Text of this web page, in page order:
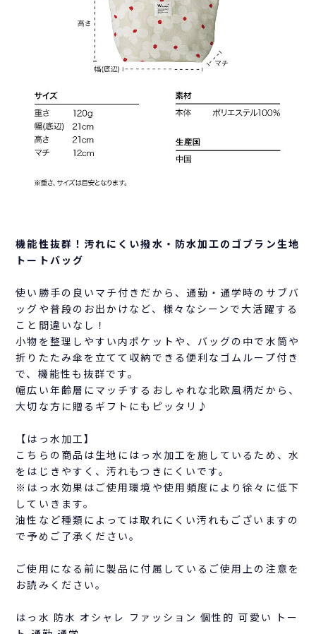
機能性抜群！汚れにくい撥水・防水加工のゴブラン生地
トートバッグ
使い勝手の良いマチ付きだから、通勤・通学時のサブバ
ッグや普段のお出かけなど、様々なシーンで大活躍する
こと間違いなし！
小物を整理しやすい内ポケットや、バッグの中で水筒や
折りたたみ傘を立てて収納できる便利なゴムループ付き
で、機能性も抜群です。
幅広い年齢層にマッチするおしゃれな北欧風柄だから、
大切な方に贈るギフトにもピッタリ♪
【はっ水加工】
こちらの商品は生地にはっ水加工を施しているため、水
をはじきやすく、汚れもつきにくいです。
※はっ水効果はご使用環境や使用頻度により徐々に低下
していきます。
油性など種類によっては取れにくい汚れもございますの
で予めご了承ください。
ご使用になる前に製品に付属しているご使用上の注意を
お読みください。
はっ水 防水 オシャレ ファッション 個性的 可愛い トー